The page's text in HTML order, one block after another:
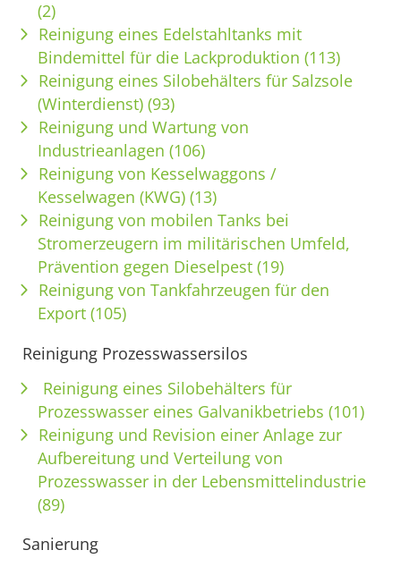
(2)
Reinigung eines Edelstahltanks mit
Bindemittel für die Lackproduktion (113)
Reinigung eines Silobehälters für Salzsole
(Winterdienst) (93)
Reinigung und Wartung von
Industrieanlagen (106)
Reinigung von Kesselwaggons /
Kesselwagen (KWG) (13)
Reinigung von mobilen Tanks bei
Stromerzeugern im militärischen Umfeld,
Prävention gegen Dieselpest (19)
Reinigung von Tankfahrzeugen für den
Export (105)
Reinigung Prozesswassersilos
Reinigung eines Silobehälters für
Prozesswasser eines Galvanikbetriebs (101)
Reinigung und Revision einer Anlage zur
Aufbereitung und Verteilung von
Prozesswasser in der Lebensmittelindustrie
(89)
Sanierung